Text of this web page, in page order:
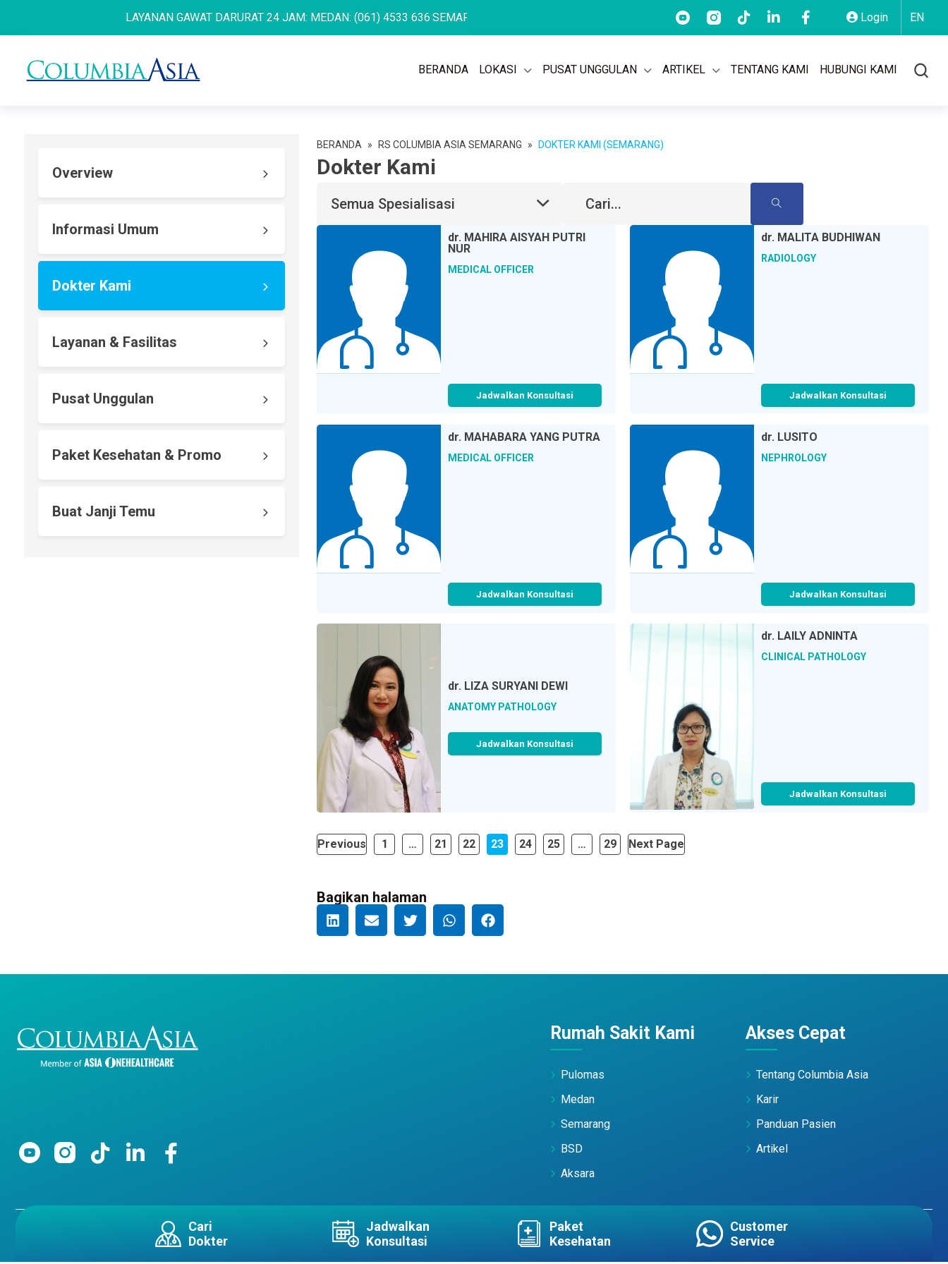
Login EN
LAYANAN GAWAT DARURAT 24 JAM: MEDAN: (061) 4533 636 SEMARANG: (024) 762 7676 PULOMAS: (021) 2955 9499 AKSARA: 150 101 BSD: (021) 5569 1777
BERANDA LOKASI PUSAT UNGGULAN ARTIKEL TENTANG KAMI HUBUNGI KAMI
Overview
Informasi Umum
Dokter Kami
Layanan & Fasilitas
Pusat Unggulan
Paket Kesehatan & Promo
Buat Janji Temu
BERANDA » RS COLUMBIA ASIA SEMARANG » DOKTER KAMI (SEMARANG)
Dokter Kami
Semua Spesialisasi
dr. MAHIRA AISYAH PUTRI
NUR
MEDICAL OFFICER
Jadwalkan Konsultasi
dr. MALITA BUDHIWAN
RADIOLOGY
Jadwalkan Konsultasi
dr. MAHABARA YANG PUTRA
MEDICAL OFFICER
Jadwalkan Konsultasi
dr. LUSITO
NEPHROLOGY
Jadwalkan Konsultasi
dr. LIZA SURYANI DEWI
ANATOMY PATHOLOGY
Jadwalkan Konsultasi
dr. LAILY ADNINTA
CLINICAL PATHOLOGY
Jadwalkan Konsultasi
Previous 1 … 21 22 23 24 25 … 29 Next Page
Bagikan halaman
Rumah Sakit Kami
Pulomas
Medan
Semarang
BSD
Aksara
Akses Cepat
Tentang Columbia Asia
Karir
Panduan Pasien
Artikel
Copyright 2026 Columbia Asia All Rights Reserved Terms of Use PDP Policy
Cari
Dokter
Jadwalkan
Konsultasi
Paket
Kesehatan
Customer
Service